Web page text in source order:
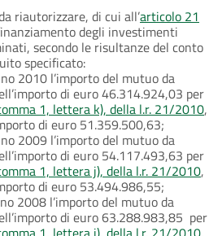
riautorizzare, di cui all’articolo 21
degli investimenti
secondo le risultanze del conto
specificato:
2010 l’importo del mutuo da
di euro 46.314.924,03 per
1, lettera k), della l.r. 21/2010,
di euro 51.359.500,63;
2009 l’importo del mutuo da
di euro 54.117.493,63 per
1, lettera j), della l.r. 21/2010,
di euro 53.494.986,55;
2008 l’importo del mutuo da
di euro 63.288.983,85 per